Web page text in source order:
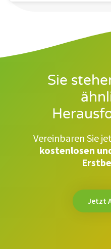
Sie
Vereinbaren Sie
kostenlosen
Jetzt